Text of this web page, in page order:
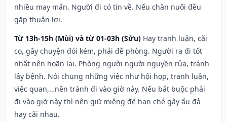
nhiều may mắn. Người đi có tin về. Nếu chăn nuôi đều
gặp thuận lợi.
Từ 13h-15h (Mùi) và từ 01-03h (Sửu) Hay tranh luận, cãi
cọ, gây chuyện đói kém, phải đề phòng. Người ra đi tốt
nhất nên hoãn lại. Phòng người người nguyền rủa, tránh
lây bệnh. Nói chung những việc như hội họp, tranh luận,
việc quan,…nên tránh đi vào giờ này. Nếu bắt buộc phải
đi vào giờ này thì nên giữ miệng để hạn ché gây ẩu đả
hay cãi nhau.